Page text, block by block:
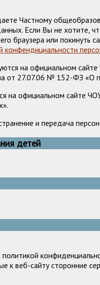
Частному
Если Вы не хотите,
браузера или
конфендициальности
на официальном
от 27.07.06 № 152-ФЗ «О
на официальном сайте
и передача
детей
к веб-сайту сторонние